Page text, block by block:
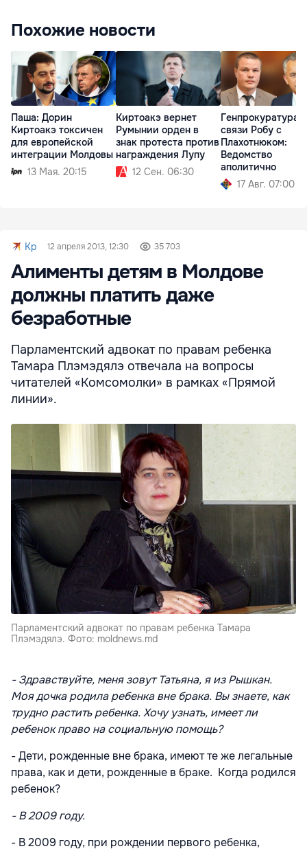
Похожие новости
Паша: Дорин
Киртоакэ токсичен
для европейской
интеграции Молдовы
13 Мая. 20:15
Киртоакэ вернет
Румынии орден в
знак протеста против
награждения Лупу
12 Сен. 06:30
Генпрокуратура о
связи Робу с
Плахотнюком:
Ведомство
аполитично
17 Авг. 07:00
Kp 12 апреля 2013, 12:30 35 703
Алименты детям в Молдове
должны платить даже
безработные
Парламентский адвокат по правам ребенка
Тамара Плэмэдялэ отвечала на вопросы
читателей «Комсомолки» в рамках «Прямой
линии».
Парламентский адвокат по правам ребенка Тамара
Плэмэдялэ. Фото: moldnews.md
- Здравствуйте, меня зовут Татьяна, я из Рышкан.
Моя дочка родила ребенка вне брака. Вы знаете, как
трудно растить ребенка. Хочу узнать, имеет ли
ребенок право на социальную помощь?
- Дети, рожденные вне брака, имеют те же легальные
права, как и дети, рожденные в браке. Когда родился
ребенок?
- В 2009 году.
- В 2009 году, при рождении первого ребенка,